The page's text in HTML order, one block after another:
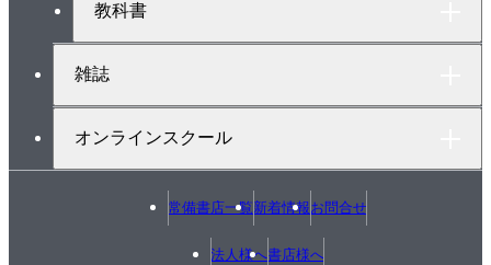
教科書
雑誌
オンラインスクール
常備書店一覧新着情報お問合せ
法人様へ書店様へ